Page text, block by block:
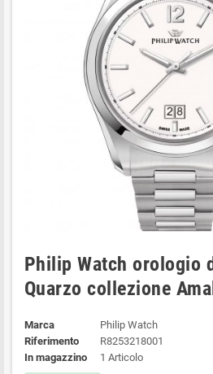
Philip Watch orologio
Quarzo collezione
Marca
Philip Watch
Riferimento
R8253218001
In magazzino
1 Articolo